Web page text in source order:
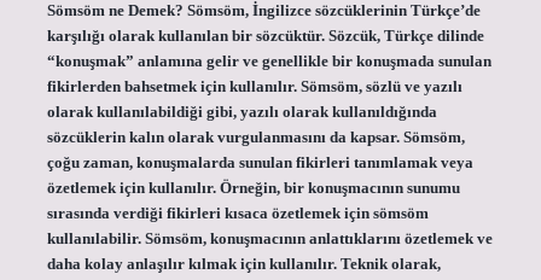
Sömsöm ne Demek? Sömsöm, İngilizce sözcüklerinin Türkçe’de
karşılığı olarak kullanılan bir sözcüktür. Sözcük, Türkçe dilinde
“konuşmak” anlamına gelir ve genellikle bir konuşmada sunulan
fikirlerden bahsetmek için kullanılır. Sömsöm, sözlü ve yazılı
olarak kullanılabildiği gibi, yazılı olarak kullanıldığında
sözcüklerin kalın olarak vurgulanmasını da kapsar. Sömsöm,
çoğu zaman, konuşmalarda sunulan fikirleri tanımlamak veya
özetlemek için kullanılır. Örneğin, bir konuşmacının sunumu
sırasında verdiği fikirleri kısaca özetlemek için sömsöm
kullanılabilir. Sömsöm, konuşmacının anlattıklarını özetlemek ve
daha kolay anlaşılır kılmak için kullanılır. Teknik olarak,